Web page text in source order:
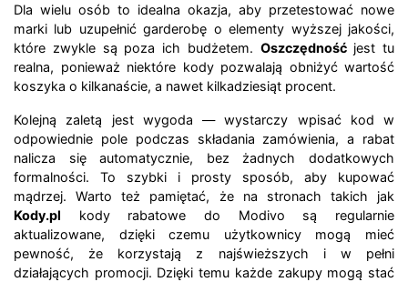
Dla wielu osób to idealna okazja, aby przetestować nowe
marki lub uzupełnić garderobę o elementy wyższej jakości,
które zwykle są poza ich budżetem. Oszczędnośćjest tu
realna, ponieważ niektóre kody pozwalają obniżyć wartość
koszyka o kilkanaście, a nawet kilkadziesiąt procent.
Kolejną zaletą jest wygoda — wystarczy wpisać kod w
odpowiednie pole podczas składania zamówienia, a rabat
nalicza się automatycznie, bez żadnych dodatkowych
formalności. To szybki i prosty sposób, aby kupować
mądrzej. Warto też pamiętać, że na stronach takich jak
Kody.pl kody rabatowe do Modivo są regularnie
aktualizowane, dzięki czemu użytkownicy mogą mieć
pewność, że korzystają z najświeższych i w pełni
działających promocji. Dzięki temu każde zakupy mogą stać